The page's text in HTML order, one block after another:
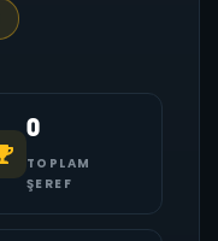
0
TOPLAM
ŞEREF